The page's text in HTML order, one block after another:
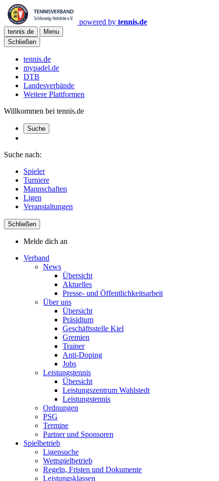
powered by tennis.de
tennis.de
Menu
Schließen
tennis.de
mypadel.de
DTB
Landesverbände
Weitere Plattformen
Willkommen bei tennis.de
Suche
Suche nach:
Spieler
Turniere
Mannschaften
Ligen
Veranstaltungen
Schließen
Melde dich an
Verband
News
Übersicht
Aktuelles
Presse- und Öffentlichkeitsarbeit
Über uns
Übersicht
Präsidium
Geschäftsstelle Kiel
Gremien
Trainer
Anti-Doping
Jobs
Leistungstennis
Übersicht
Leistungszentrum Wahlstedt
Leistungstennis
Ordnungen
PSG
Termine
Partner und Sponsoren
Spielbetrieb
Ligensuche
Wettspielbetrieb
Regeln, Fristen und Dokumente
Leistungsklassen